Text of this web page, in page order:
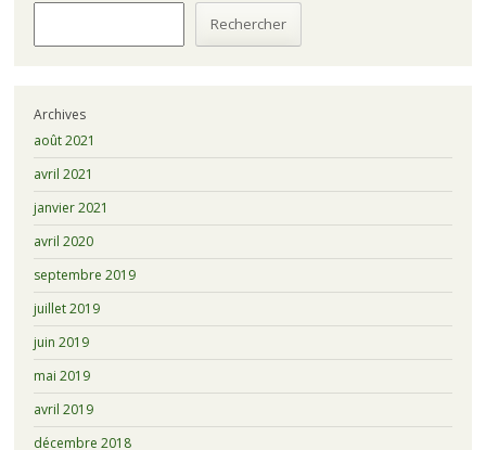
Rechercher
Archives
août 2021
avril 2021
janvier 2021
avril 2020
septembre 2019
juillet 2019
juin 2019
mai 2019
avril 2019
décembre 2018